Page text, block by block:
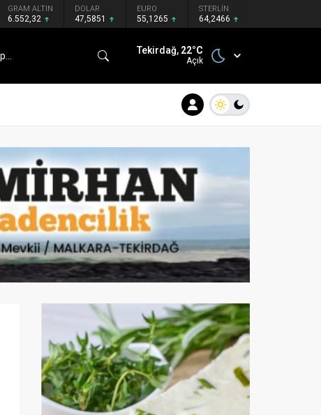
GRAM ALTIN
6.552,32
DOLAR
47,5851
EURO
55,1265
STERLİN
64,2466
Tekirdağ, 22°C
Açık